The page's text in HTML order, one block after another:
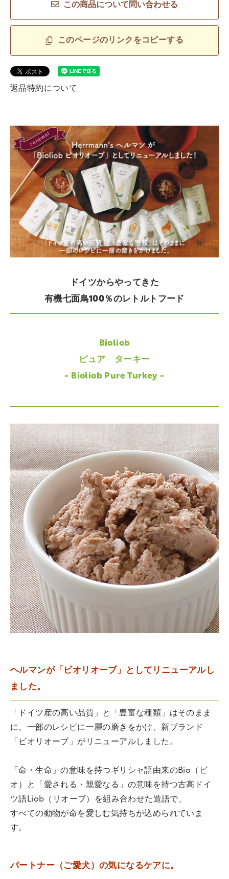
この商品について問い合わせる
このページのリンクをコピーする
返品特約について
ドイツからやってきた
有機七面鳥100％のレトルトフード
Bioliob
ピュア ターキー
- Bioliob Pure Turkey -
ヘルマンが「ビオリオーブ」としてリニューアルし
ました。
「ドイツ産の高い品質」と「豊富な種類」はそのまま
に、一部のレシピに一層の磨きをかけ、新ブランド
「ビオリオーブ」がリニューアルしました。
「命・生命」の意味を持つギリシャ語由来のBio（ビ
オ）と「愛される・親愛なる」の意味を持つ古高ドイ
ツ語Liob（リオーブ）を組み合わせた造語で、
すべての動物が命を愛しむ気持ちが込められていま
す。
パートナー（ご愛犬）の気になるケアに。